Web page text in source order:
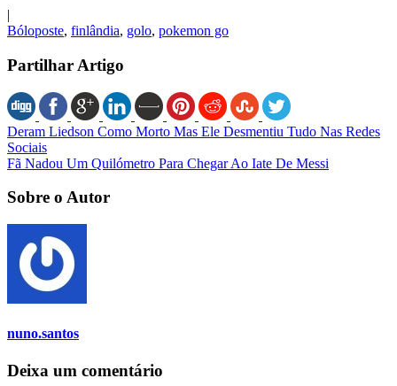
|
Bóloposte, finlândia, golo, pokemon go
Partilhar Artigo
Deram Liedson Como Morto Mas Ele Desmentiu Tudo Nas Redes
Sociais
Fã Nadou Um Quilómetro Para Chegar Ao Iate De Messi
Sobre o Autor
nuno.santos
Deixa um comentário